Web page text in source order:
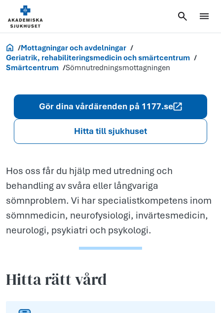
Akademiska.se
Mottagningar och avdelningar
Geriatrik, rehabiliteringsmedicin och smärtcentrum
Smärtcentrum
Sömnutredningsmottagningen
Gör dina vårdärenden på 1177.se
Hitta till sjukhuset
Hos oss får du hjälp med utredning och
behandling av svåra eller långvariga
sömnproblem. Vi har specialistkompetens inom
sömnmedicin, neurofysiologi, invärtesmedicin,
neurologi, psykiatri och psykologi.
Hitta rätt vård